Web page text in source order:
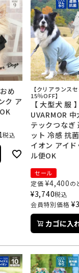
め
ク ア
税込
【クリアランス
15％OFF】
【 大型犬 服
UVARMOR
テックつなぎ
ット 冷感 抗
イオン アイ
ル便OK
セール
定価 ¥4,400の
¥3,740税込
会員特別価格 ¥
カゴに入